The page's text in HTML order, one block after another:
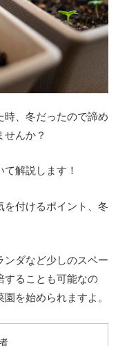
時、冬だったので諦め
んか？
て解説します！
を付けるポイント、冬
ンダなど少しのスペー
することも可能なの
を始められますよ。